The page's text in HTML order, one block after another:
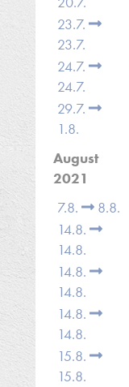
23.7.
23.7.
24.7.
24.7.
29.7.
1.8.
August
2021
7.8.
8.8.
14.8.
14.8.
14.8.
14.8.
14.8.
14.8.
15.8.
15.8.